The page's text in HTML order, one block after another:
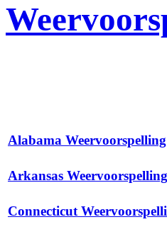
Alabama Weervoorspelling
Arkansas Weervoorspelling
Connecticut